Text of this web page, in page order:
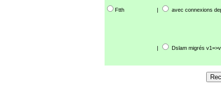
Ftth | avec connexions
| Dslam migrés